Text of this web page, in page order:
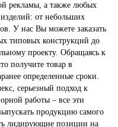
рекламы, а также любых
от небольших
У нас Вы можете заказать
типовых конструкций до
проекту. Обращаясь к
получите товар в
определенные сроки.
серьезный подход к
работы – все эти
продукцию самого
лидирующие позиции на